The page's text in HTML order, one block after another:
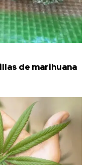
de marihuana